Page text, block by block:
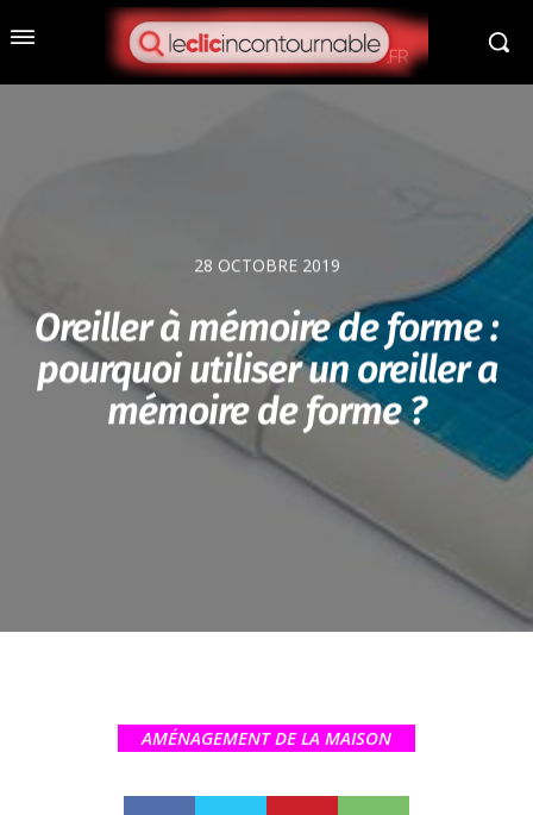
28 OCTOBRE 2019
Oreiller à mémoire de forme :
pourquoi utiliser un oreiller a
mémoire de forme ?
AMÉNAGEMENT DE LA MAISON